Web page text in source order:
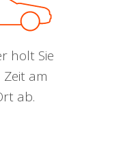
holt Sie
am
ab.